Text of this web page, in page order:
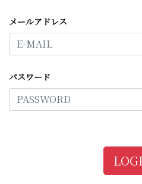
メールアドレス
パスワード